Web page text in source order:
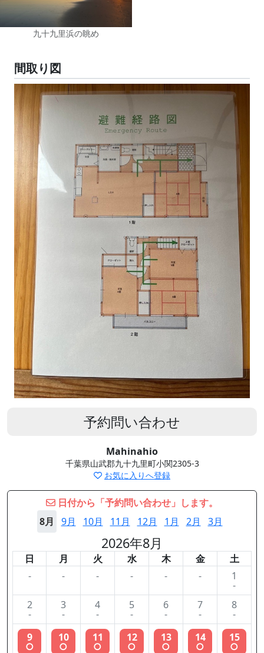
九十九里浜の眺め
間取り図
予約問い合わせ
Mahinahio
千葉県山武郡九十九里町小関2305-3
お気に入りへ登録
日付から「予約問い合わせ」します。
8月
9月 10月 11月 12月 1月 2月 3月
2026年8月
日 月 火 水 木 金
土
-
- - - - - 1
-
2
-
3
-
4
-
5
-
6
-
7
-
8
-
9
○
10
○
11
○
12
○
13
○
14
○
15
○